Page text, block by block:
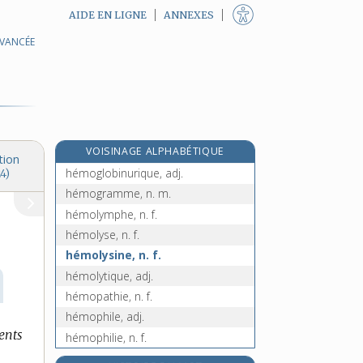
AIDE EN LIGNE ANNEXES
VOISINAGE ALPHABÉTIQUE
hémoglobinurie, n. f.
hémoglobinurique, adj.
hémogramme, n. m.
hémolymphe, n. f.
hémolyse, n. f.
hémolysine, n. f.
hémolytique, adj.
hémopathie, n. f.
hémophile, adj.
hémophilie, n. f.
hémoptoïque, adj.[7eédition]